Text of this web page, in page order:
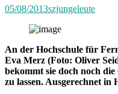
05/08/2013szjungeleute
An der Hochschule für
Eva Merz (Foto: Oliver
bekommt sie doch noch
zu lassen. Ausgerechnet in